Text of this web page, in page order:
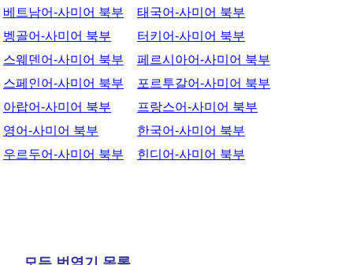
베트남어-사미어 북부
벵골어-사미어 북부
스웨덴어-사미어 북부
스페인어-사미어 북부
아랍어-사미어 북부
영어-사미어 북부
우르두어-사미어 북부
태국어-사미어 북부
터키어-사미어 북부
페르시아어-사미어 북부
포르투갈어-사미어 북부
프랑스어-사미어 북부
한국어-사미어 북부
힌디어-사미어 북부